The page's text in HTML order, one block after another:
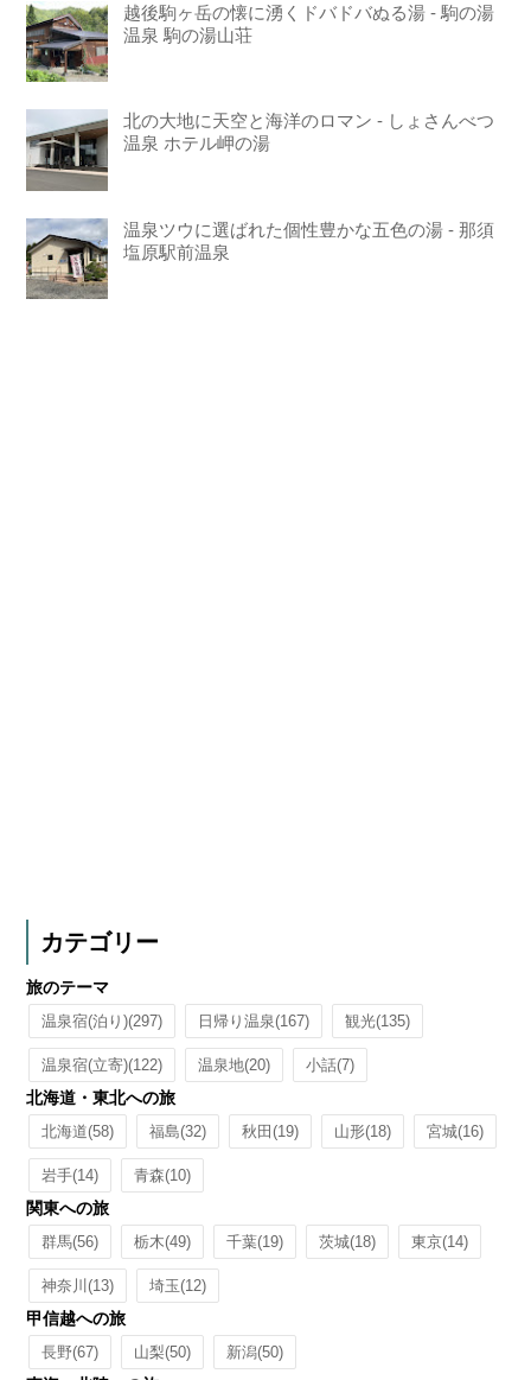
越後駒ヶ岳の懐に湧くドバドバぬる湯 - 駒の湯
温泉 駒の湯山荘
北の大地に天空と海洋のロマン - しょさんべつ
温泉 ホテル岬の湯
温泉ツウに選ばれた個性豊かな五色の湯 - 那須
塩原駅前温泉
カテゴリー
旅のテーマ
温泉宿(泊り)(297) 日帰り温泉(167) 観光(135)
温泉宿(立寄)(122) 温泉地(20) 小話(7)
北海道・東北への旅
北海道(58) 福島(32) 秋田(19) 山形(18) 宮城(16)
岩手(14) 青森(10)
関東への旅
群馬(56) 栃木(49) 千葉(19) 茨城(18) 東京(14)
神奈川(13) 埼玉(12)
甲信越への旅
長野(67) 山梨(50) 新潟(50)